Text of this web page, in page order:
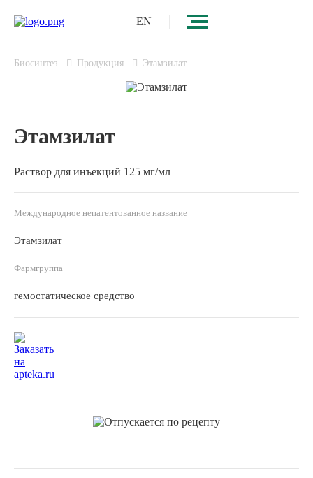
EN
Биосинтез Продукция Этамзилат
Этамзилат
Раствор для инъекций 125 мг/мл
Международное непатентованное название
Этамзилат
Фармгруппа
гемостатическое средство